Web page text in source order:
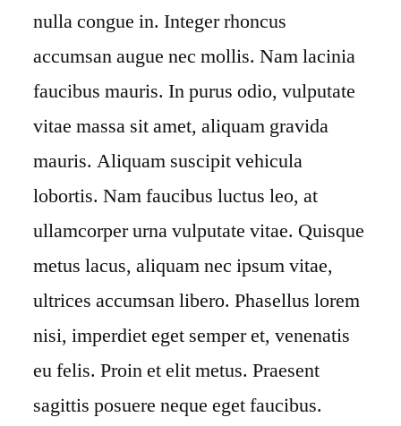
nulla congue in. Integer rhoncus
accumsan augue nec mollis. Nam lacinia
faucibus mauris. In purus odio, vulputate
vitae massa sit amet, aliquam gravida
mauris. Aliquam suscipit vehicula
lobortis. Nam faucibus luctus leo, at
ullamcorper urna vulputate vitae. Quisque
metus lacus, aliquam nec ipsum vitae,
ultrices accumsan libero. Phasellus lorem
nisi, imperdiet eget semper et, venenatis
eu felis. Proin et elit metus. Praesent
sagittis posuere neque eget faucibus.